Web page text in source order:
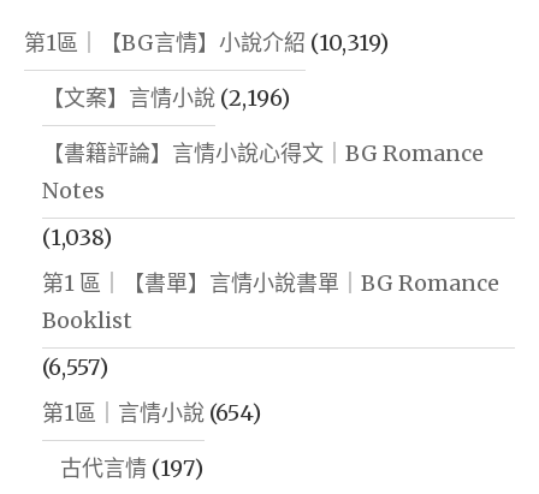
第1區｜【BG言情】小說介紹 (10,319)
【文案】言情小說 (2,196)
【書籍評論】言情小說心得文｜BG Romance
Notes
(1,038)
第1 區｜【書單】言情小說書單｜BG Romance
Booklist
(6,557)
第1區｜言情小說 (654)
古代言情 (197)